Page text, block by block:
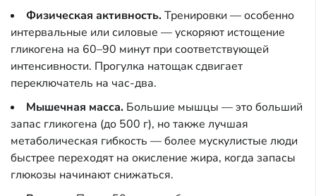
Физическая активность.Тренировки — особенно
интервальные или силовые — ускоряют истощение
гликогена на 60–90 минут при соответствующей
интенсивности. Прогулка натощак сдвигает
переключатель на час-два.
Мышечная масса. Большие мышцы — это больший
запас гликогена (до 500 г), но также лучшая
метаболическая гибкость — более мускулистые люди
быстрее переходят на окисление жира, когда запасы
глюкозы начинают снижаться.